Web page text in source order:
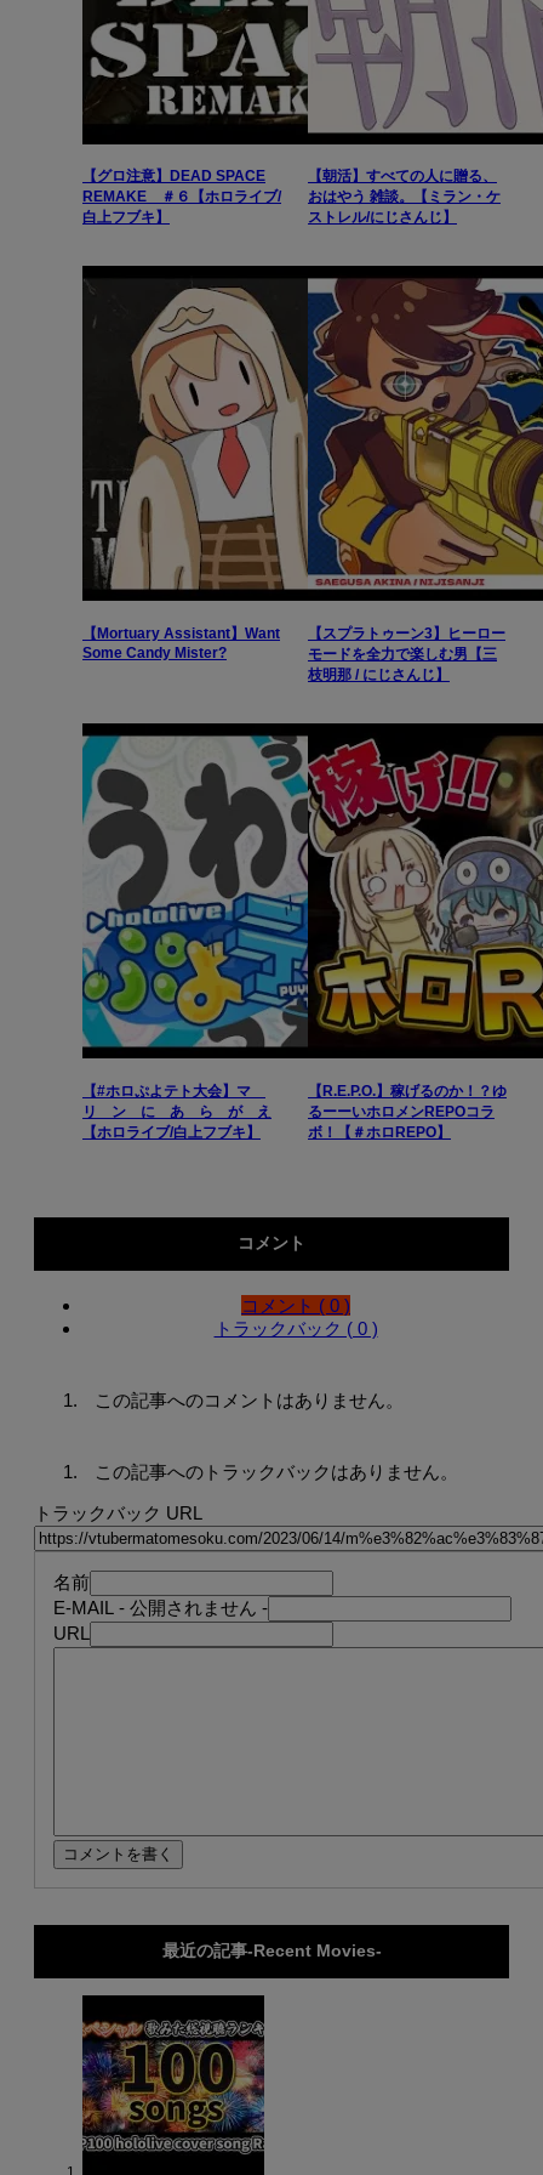
【グロ注意】DEAD SPACE
REMAKE ＃６【ホロライブ/
白上フブキ】
【朝活】すべての人に贈る、
おはやう 雑談。【ミラン・ケ
ストレル/にじさんじ】
【Mortuary Assistant】Want
Some Candy Mister?
【スプラトゥーン3】ヒーロー
モードを全力で楽しむ男【三
枝明那 / にじさんじ】
【#ホロぷよテト大会】マ
リ ン に あ ら が え
【ホロライブ/白上フブキ】
【R.E.P.O.】稼げるのか！？ゆ
るーーいホロメンREPOコラ
ボ！【＃ホロREPO】
コメント
コメント ( 0 )
トラックバック ( 0 )
この記事へのコメントはありません。
この記事へのトラックバックはありません。
トラックバック URL
名前
E-MAIL - 公開されません -
URL
最近の記事-Recent Movies-